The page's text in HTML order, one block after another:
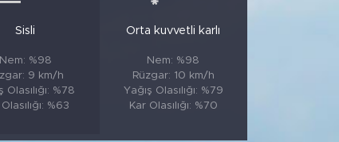
Sisli
Nem: %98
9 km/h
Olasılığı: %78
%63
Orta kuvvetli karlı
Nem: %98
Rüzgar: 10 km/h
Yağış Olasılığı: %79
Kar Olasılığı: %70